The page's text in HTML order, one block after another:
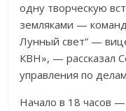
одну творческую
земляками —
Лунный свет“ —
КВН», — рассказал
управления по
Начало в 18 часов